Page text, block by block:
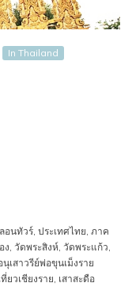
In Thailand
อนทัวร์, ประเทศไทย, ภาค
ง, วัดพระสิงห์, วัดพระแก้ว,
นุเสาวรีย์พ่อขุนเม็งราย
ที่ยวเชียงราย, เสาสะดือ